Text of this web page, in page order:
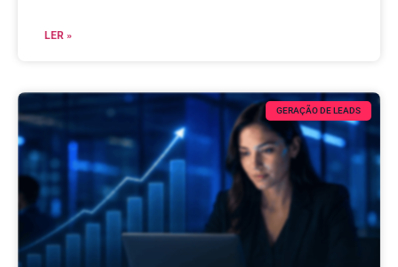
LER »
GERAÇÃO DE LEADS